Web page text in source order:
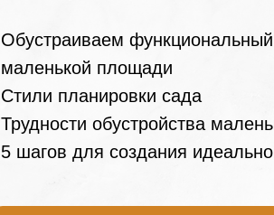
Обустраиваем
маленькой площади
Стили планировки сада
Трудности обустройства
5 шагов для создания